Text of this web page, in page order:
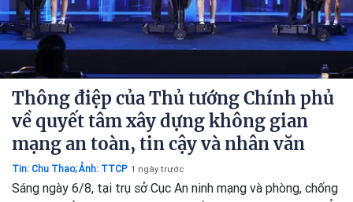
Thông điệp của Thủ tướng Chính phủ
về quyết tâm xây dựng không gian
mạng an toàn, tin cậy và nhân văn
Tin: Chu Thao; Ảnh: TTCP 1 ngày trước
Sáng ngày 6/8, tại trụ sở Cục An ninh mạng và phòng, chống